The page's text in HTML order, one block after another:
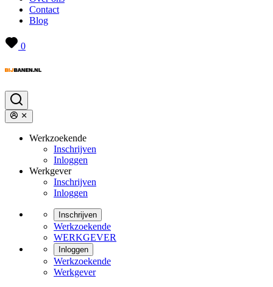
Contact
Blog
0
Werkzoekende
Inschrijven
Inloggen
Werkgever
Inschrijven
Inloggen
Inschrijven
Werkzoekende
WERKGEVER
Inloggen
Werkzoekende
Werkgever